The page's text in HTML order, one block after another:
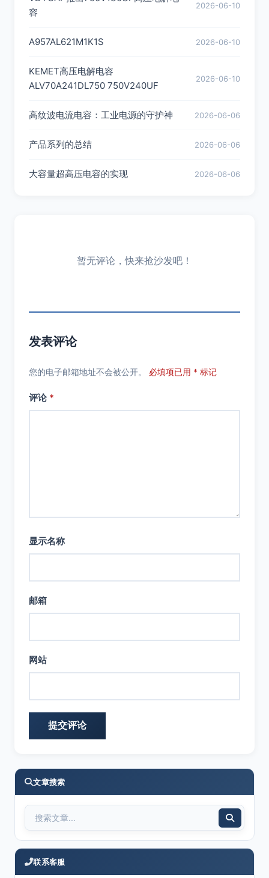
容
2026-06-10
A957AL621M1K1S 2026-06-10
KEMET高压电解电容
ALV70A241DL750 750V240UF
2026-06-10
高纹波电流电容：工业电源的守护神 2026-06-06
产品系列的总结 2026-06-06
大容量超高压电容的实现 2026-06-06
暂无评论，快来抢沙发吧！
发表评论
您的电子邮箱地址不会被公开。 必填项已用 * 标记
评论 *
显示名称
邮箱
网站
文章搜索
联系客服